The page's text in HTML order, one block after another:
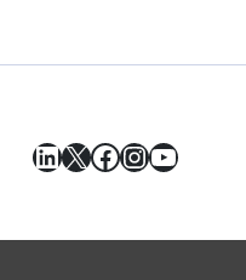
LinkedIn
X Facebook
Instagram
YouTube